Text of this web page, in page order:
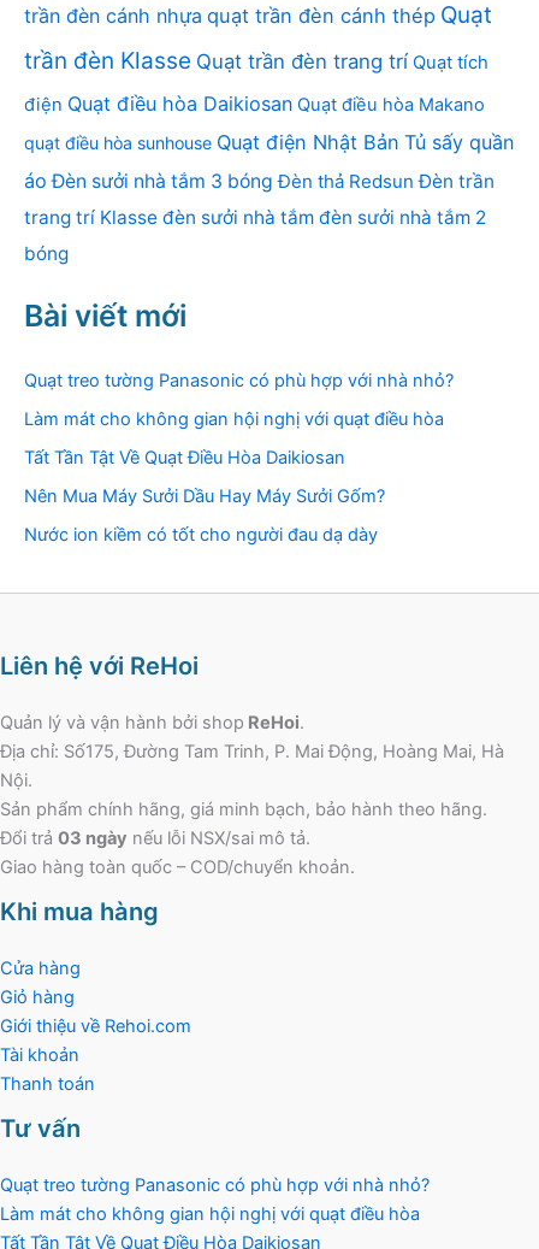
trần đèn cánh nhựa quạt trần đèn cánh thép Quạt
trần đèn Klasse Quạt trần đèn trang trí Quạt tích
điện Quạt điều hòa Daikiosan Quạt điều hòa Makano
quạt điều hòa sunhouse Quạt điện Nhật Bản Tủ sấy quần
áo Đèn sưởi nhà tắm 3 bóng Đèn thả Redsun Đèn trần
trang trí Klasse đèn sưởi nhà tắm đèn sưởi nhà tắm 2
bóng
Bài viết mới
Quạt treo tường Panasonic có phù hợp với nhà nhỏ?
Làm mát cho không gian hội nghị với quạt điều hòa
Tất Tần Tật Về Quạt Điều Hòa Daikiosan
Nên Mua Máy Sưởi Dầu Hay Máy Sưởi Gốm?
Nước ion kiềm có tốt cho người đau dạ dày
Liên hệ với ReHoi
Quản lý và vận hành bởi shop ReHoi.
Địa chỉ: Số175, Đường Tam Trinh, P. Mai Động, Hoàng Mai, Hà
Nội.
Sản phẩm chính hãng, giá minh bạch, bảo hành theo hãng.
Đổi trả 03 ngày nếu lỗi NSX/sai mô tả.
Giao hàng toàn quốc – COD/chuyển khoản.
Khi mua hàng
Cửa hàng
Giỏ hàng
Giới thiệu về Rehoi.com
Tài khoản
Thanh toán
Tư vấn
Quạt treo tường Panasonic có phù hợp với nhà nhỏ?
Làm mát cho không gian hội nghị với quạt điều hòa
Tất Tần Tật Về Quạt Điều Hòa Daikiosan